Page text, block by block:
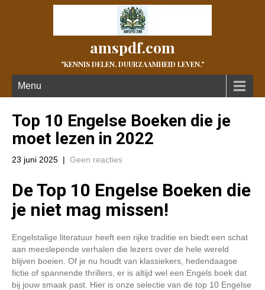
amspdf.com
"KENNIS DELEN, DUURZAAMHEID LEVEN."
Menu
Top 10 Engelse Boeken die je
moet lezen in 2022
23 juni 2025 | Geen reacties
De Top 10 Engelse Boeken die
je niet mag missen!
Engelstalige literatuur heeft een rijke traditie en biedt een schat
aan meeslepende verhalen die lezers over de hele wereld
blijven boeien. Of je nu houdt van klassiekers, hedendaagse
fictie of spannende thrillers, er is altijd wel een Engels boek dat
bij jouw smaak past. Hier is onze selectie van de top 10 Engelse